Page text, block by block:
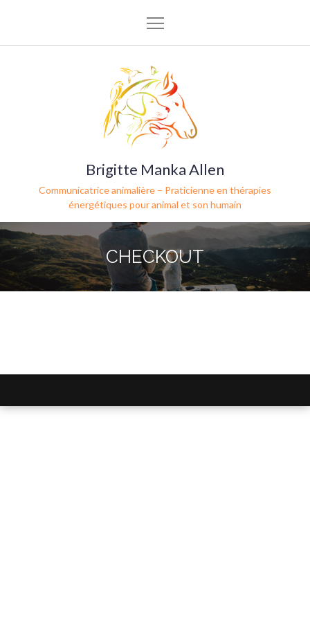
Brigitte Manka Allen
Communicatrice animalière – Praticienne en thérapies
énergétiques pour animal et son humain
CHECKOUT